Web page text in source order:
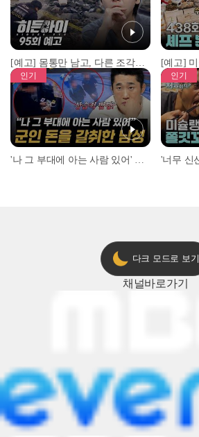
[예고] 몸통만 남고, 다른 조각은 어디에..? 시화호에서 드러난 충격적인 토막 살인사건!
인기 인기
다크 모드로 보기
채널바로가기